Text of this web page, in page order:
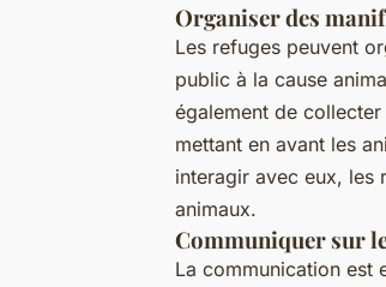
Organiser des
Les refuges peuvent
public à la cause
également de
mettant en avant les
interagir avec eux, les
animaux.
Communiquer sur
La communication est